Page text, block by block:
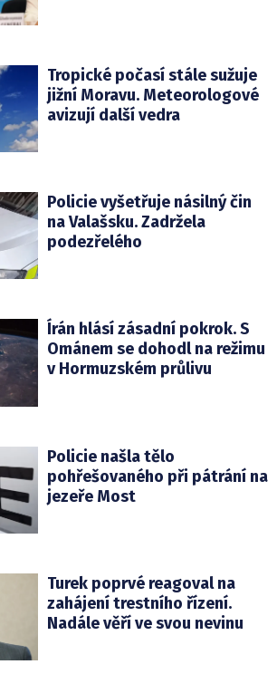
Tropické počasí stále sužuje
jižní Moravu. Meteorologové
avizují další vedra
Policie vyšetřuje násilný čin
na Valašsku. Zadržela
podezřelého
Írán hlásí zásadní pokrok. S
Ománem se dohodl na režimu
v Hormuzském průlivu
Policie našla tělo
pohřešovaného při pátrání na
jezeře Most
Turek poprvé reagoval na
zahájení trestního řízení.
Nadále věří ve svou nevinu